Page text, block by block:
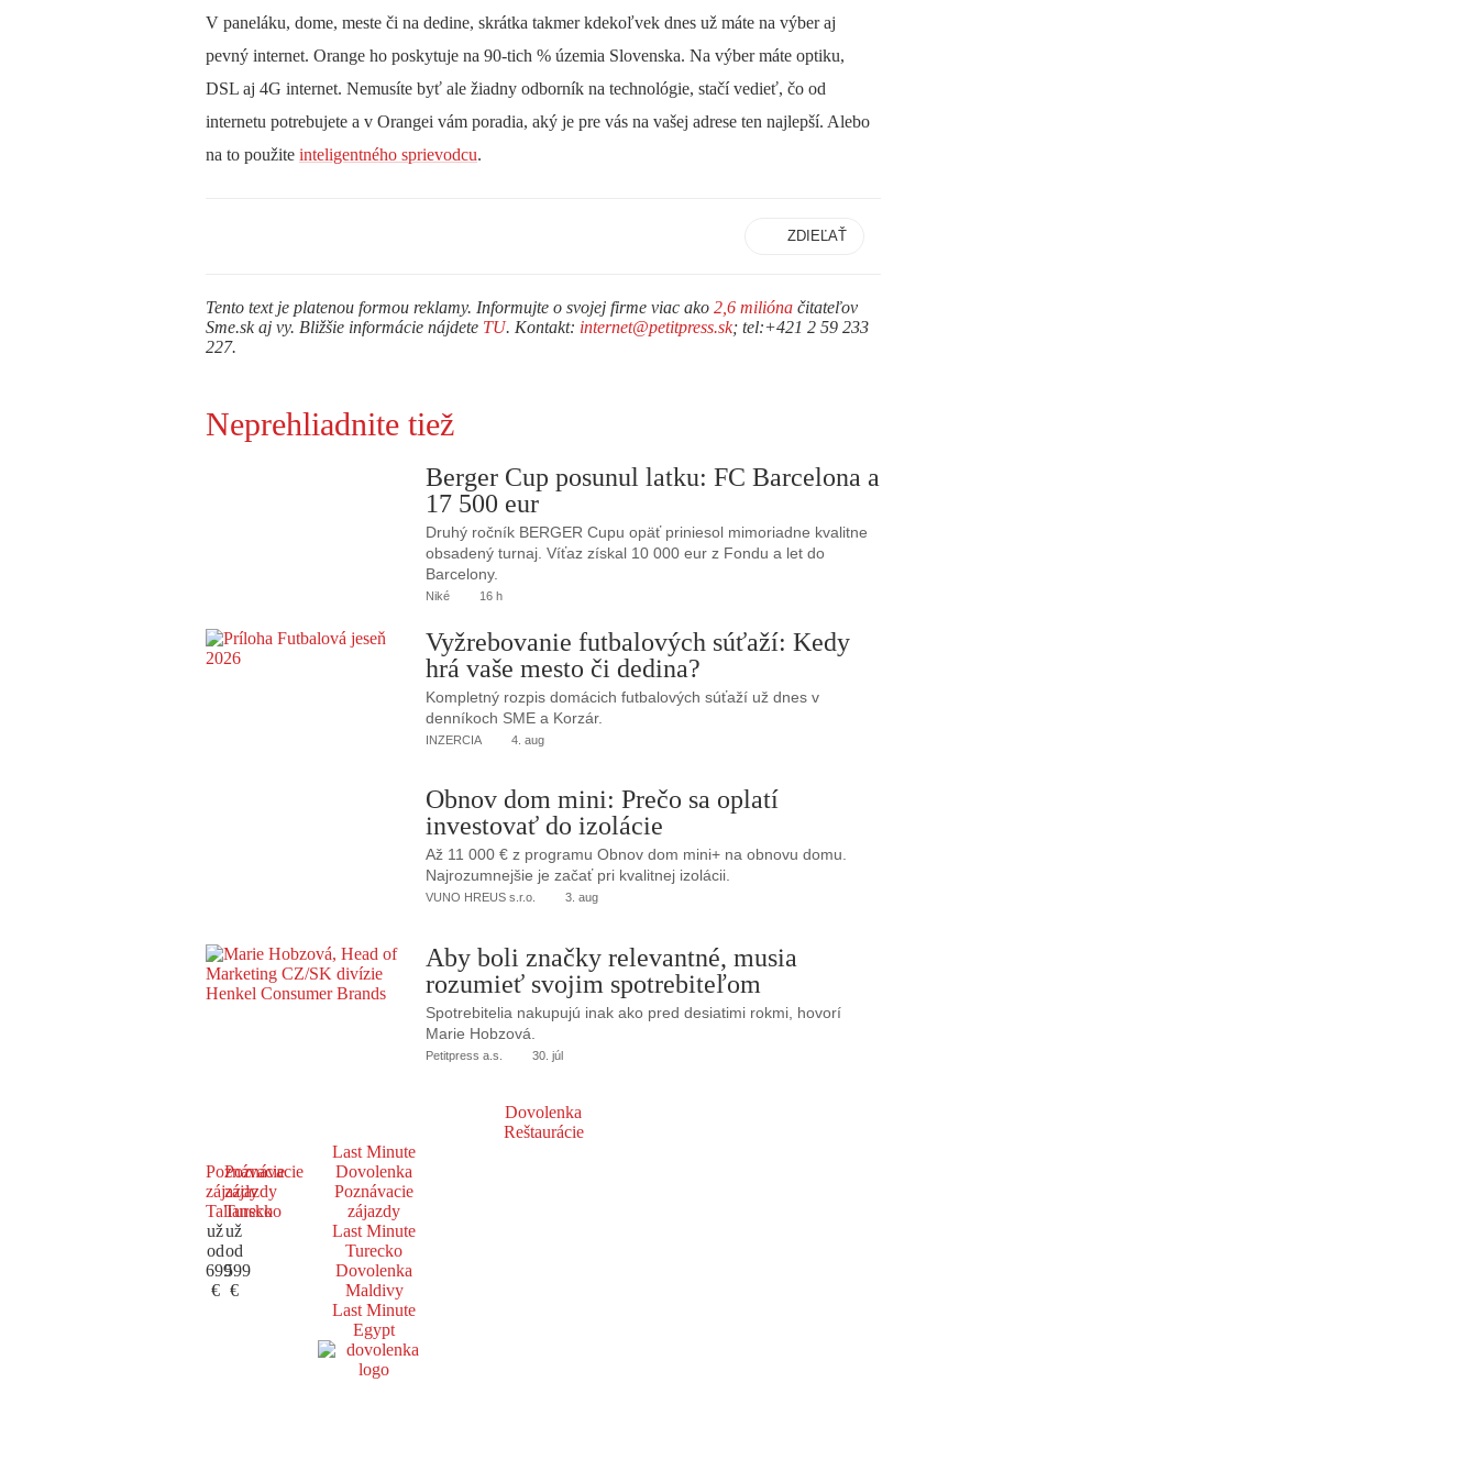
V paneláku, dome, meste či na dedine, skrátka takmer kdekoľvek dnes už máte na výber aj
pevný internet. Orange ho poskytuje na 90-tich % územia Slovenska. Na výber máte optiku,
DSL aj 4G internet. Nemusíte byť ale žiadny odborník na technológie, stačí vedieť, čo od
internetu potrebujete a v Orangei vám poradia, aký je pre vás na vašej adrese ten najlepší. Alebo
na to použite inteligentného sprievodcu.
ZDIEĽAŤ
Tento text je platenou formou reklamy. Informujte o svojej firme viac ako 2,6 milióna čitateľov
Sme.sk aj vy. Bližšie informácie nájdete TU. Kontakt: internet@petitpress.sk; tel:+421 2 59 233
227.
Neprehliadnite tiež
Berger Cup posunul latku: FC Barcelona a
17 500 eur
Druhý ročník BERGER Cupu opäť priniesol mimoriadne kvalitne
obsadený turnaj. Víťaz získal 10 000 eur z Fondu a let do
Barcelony.
Niké 16 h
Vyžrebovanie futbalových súťaží: Kedy
hrá vaše mesto či dedina?
Kompletný rozpis domácich futbalových súťaží už dnes v
denníkoch SME a Korzár.
INZERCIA 4. aug
Obnov dom mini: Prečo sa oplatí
investovať do izolácie
Až 11 000 € z programu Obnov dom mini+ na obnovu domu.
Najrozumnejšie je začať pri kvalitnej izolácii.
VUNO HREUS s.r.o. 3. aug
Aby boli značky relevantné, musia
rozumieť svojim spotrebiteľom
Spotrebitelia nakupujú inak ako pred desiatimi rokmi, hovorí
Marie Hobzová.
Petitpress a.s. 30. júl
Dovolenka
Reštaurácie
Poznávacie
zájazdy
Taliansko
už
od
699
€
Poznávacie
zájazdy
Turecko
už
od
599
€
Last Minute
Dovolenka
Poznávacie
zájazdy
Last Minute
Turecko
Dovolenka
Maldivy
Last Minute
Egypt